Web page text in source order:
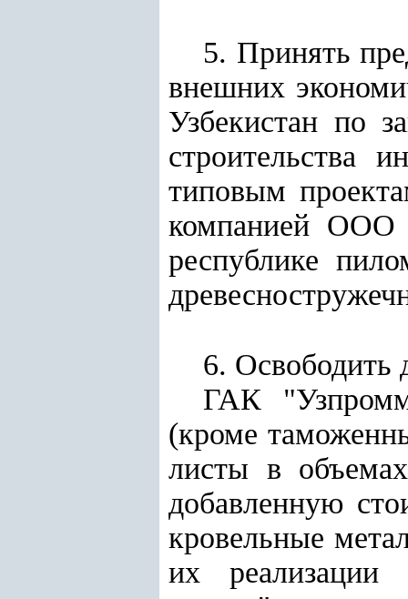
5. Принять
внешних
Узбекистан по
строительства
типовым
компанией ООО
республике
6. Освободить
ГАК
(кроме
листы в
добавленную
кровельные
их